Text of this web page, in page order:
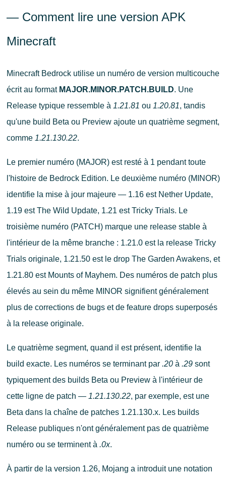
— Comment lire une version APK
Minecraft
Minecraft Bedrock utilise un numéro de version multicouche
écrit au format MAJOR.MINOR.PATCH.BUILD. Une
Release typique ressemble à 1.21.81 ou 1.20.81, tandis
qu'une build Beta ou Preview ajoute un quatrième segment,
comme 1.21.130.22.
Le premier numéro (MAJOR) est resté à 1 pendant toute
l'histoire de Bedrock Edition. Le deuxième numéro (MINOR)
identifie la mise à jour majeure — 1.16 est Nether Update,
1.19 est The Wild Update, 1.21 est Tricky Trials. Le
troisième numéro (PATCH) marque une release stable à
l'intérieur de la même branche : 1.21.0 est la release Tricky
Trials originale, 1.21.50 est le drop The Garden Awakens, et
1.21.80 est Mounts of Mayhem. Des numéros de patch plus
élevés au sein du même MINOR signifient généralement
plus de corrections de bugs et de feature drops superposés
à la release originale.
Le quatrième segment, quand il est présent, identifie la
build exacte. Les numéros se terminant par .20à .29sont
typiquement des builds Beta ou Preview à l'intérieur de
cette ligne de patch — 1.21.130.22, par exemple, est une
Beta dans la chaîne de patches 1.21.130.x. Les builds
Release publiques n'ont généralement pas de quatrième
numéro ou se terminent à .0x.
À partir de la version 1.26, Mojang a introduit une notation